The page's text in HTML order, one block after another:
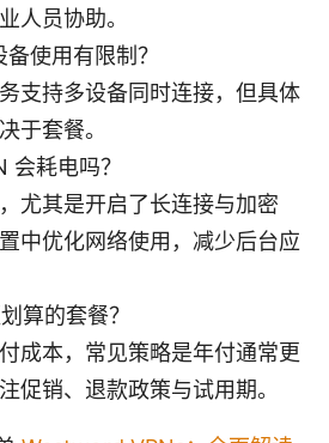
人员协助。
使用有限制？
支持多设备同时连接，但具体
于套餐。
会耗电吗？
尤其是开启了长连接与加密
中优化网络使用，减少后台应
算的套餐？
成本，常见策略是年付通常更
促销、退款政策与试用期。